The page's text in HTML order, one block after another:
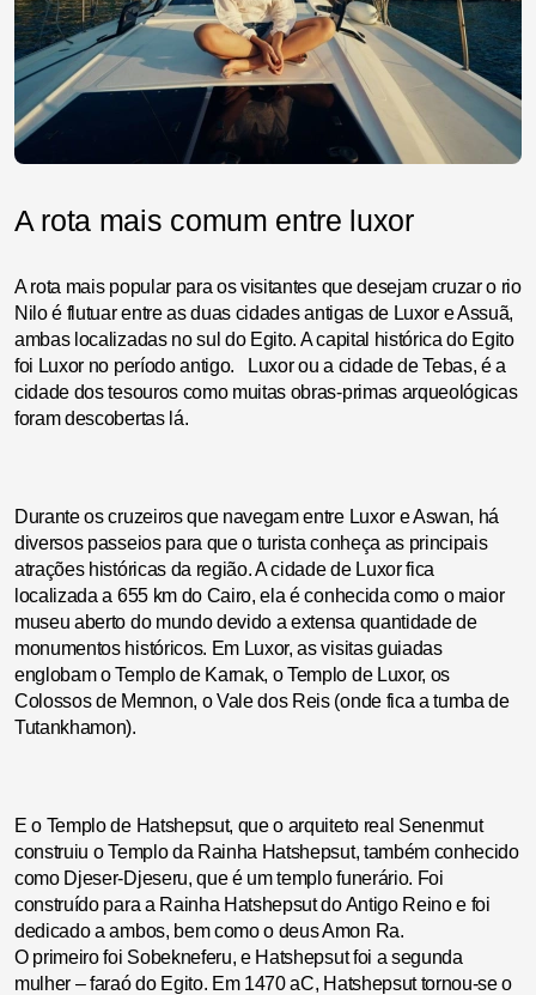
A rota mais comum entre luxor
A rota mais popular para os visitantes que desejam cruzar o rio
Nilo é flutuar entre as duas cidades antigas de Luxor e Assuã,
ambas localizadas no sul do Egito. A capital histórica do Egito
foi Luxor no período antigo. Luxor ou a cidade de Tebas, é a
cidade dos tesouros como muitas obras-primas arqueológicas
foram descobertas lá.
Durante os cruzeiros que navegam entre Luxor e Aswan, há
diversos passeios para que o turista conheça as principais
atrações históricas da região. A cidade de Luxor fica
localizada a 655 km do Cairo, ela é conhecida como o maior
museu aberto do mundo devido a extensa quantidade de
monumentos históricos. Em Luxor, as visitas guiadas
englobam o Templo de Karnak, o Templo de Luxor, os
Colossos de Memnon, o Vale dos Reis (onde fica a tumba de
Tutankhamon).
E o Templo de Hatshepsut, que o arquiteto real Senenmut
construiu o Templo da Rainha Hatshepsut, também conhecido
como Djeser-Djeseru, que é um templo funerário. Foi
construído para a Rainha Hatshepsut do Antigo Reino e foi
dedicado a ambos, bem como o deus Amon Ra.
O primeiro foi Sobekneferu, e Hatshepsut foi a segunda
mulher – faraó do Egito. Em 1470 aC, Hatshepsut tornou-se o